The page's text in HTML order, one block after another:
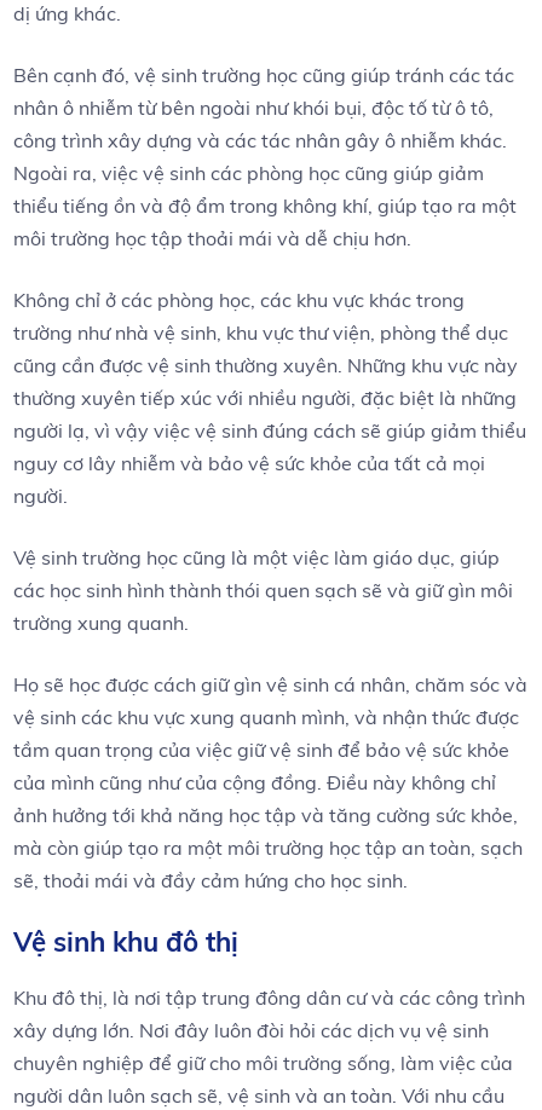
dị ứng khác.
Bên cạnh đó, vệ sinh trường học cũng giúp tránh các tác
nhân ô nhiễm từ bên ngoài như khói bụi, độc tố từ ô tô,
công trình xây dựng và các tác nhân gây ô nhiễm khác.
Ngoài ra, việc vệ sinh các phòng học cũng giúp giảm
thiểu tiếng ồn và độ ẩm trong không khí, giúp tạo ra một
môi trường học tập thoải mái và dễ chịu hơn.
Không chỉ ở các phòng học, các khu vực khác trong
trường như nhà vệ sinh, khu vực thư viện, phòng thể dục
cũng cần được vệ sinh thường xuyên. Những khu vực này
thường xuyên tiếp xúc với nhiều người, đặc biệt là những
người lạ, vì vậy việc vệ sinh đúng cách sẽ giúp giảm thiểu
nguy cơ lây nhiễm và bảo vệ sức khỏe của tất cả mọi
người.
Vệ sinh trường học cũng là một việc làm giáo dục, giúp
các học sinh hình thành thói quen sạch sẽ và giữ gìn môi
trường xung quanh.
Họ sẽ học được cách giữ gìn vệ sinh cá nhân, chăm sóc và
vệ sinh các khu vực xung quanh mình, và nhận thức được
tầm quan trọng của việc giữ vệ sinh để bảo vệ sức khỏe
của mình cũng như của cộng đồng. Điều này không chỉ
ảnh hưởng tới khả năng học tập và tăng cường sức khỏe,
mà còn giúp tạo ra một môi trường học tập an toàn, sạch
sẽ, thoải mái và đầy cảm hứng cho học sinh.
Vệ sinh khu đô thị
Khu đô thị, là nơi tập trung đông dân cư và các công trình
xây dựng lớn. Nơi đây luôn đòi hỏi các dịch vụ vệ sinh
chuyên nghiệp để giữ cho môi trường sống, làm việc của
người dân luôn sạch sẽ, vệ sinh và an toàn. Với nhu cầu